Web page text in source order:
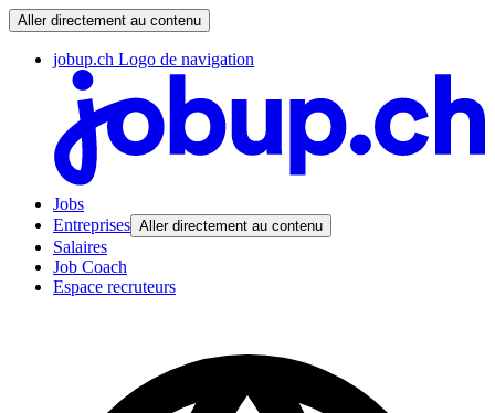
Aller directement au contenu
jobup.ch Logo de navigation
Jobs
Entreprises Aller directement au contenu
Salaires
Job Coach
Espace recruteurs